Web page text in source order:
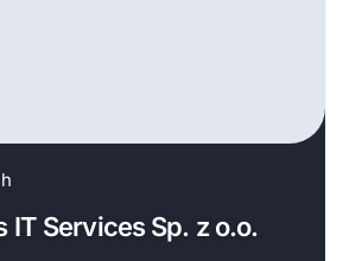
IT Services Sp. z o.o.